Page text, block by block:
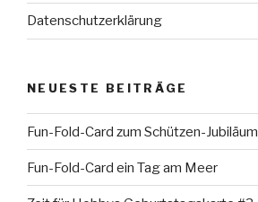
Datenschutzerklärung
NEUESTE BEITRÄGE
Fun-Fold-Card zum Schützen-Jubiläum
Fun-Fold-Card ein Tag am Meer